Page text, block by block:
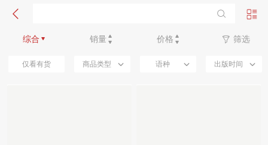
综合 销量 价格 筛选
新品优先
仅看有货 商品类型 语种 出版时间